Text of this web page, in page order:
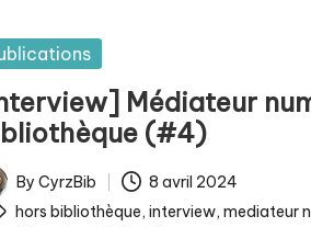
Médiateur
(#4)
By CyrzBib
8 avril 2024
hors bibliothèque, interview, mediateur